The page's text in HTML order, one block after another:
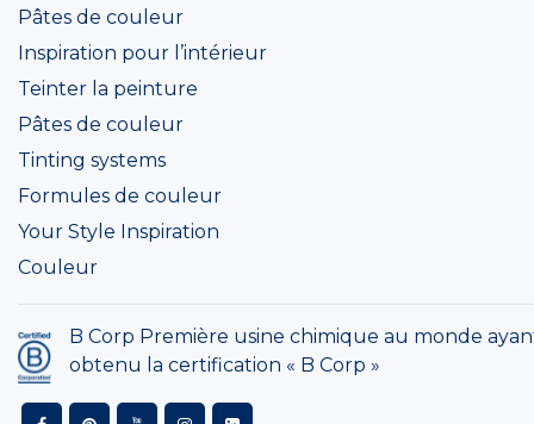
Pâtes de couleur
Inspiration pour l’intérieur
Teinter la peinture
Pâtes de couleur
Tinting systems
Formules de couleur
Your Style Inspiration
Couleur
B Corp Première usine chimique au monde
obtenu la certification « B Corp »